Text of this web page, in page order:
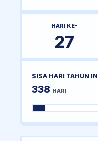
HARI KE-
27
SISA HARI TAHUN
338 HARI